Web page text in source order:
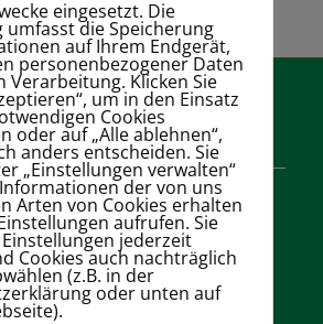
größten Tennisvereine
aktiven Mannschaften in
für Damen, Herren und
eingesetzt. Die
umfasst die Speicherung
auf Ihrem Endgerät,
personenbezogener Daten
Verarbeitung. Klicken Sie
um in den Einsatz
Cookies
oder auf „Alle ablehnen“,
anders entscheiden. Sie
„Einstellungen verwalten“
der von uns
Arten von Cookies erhalten
aufrufen. Sie
jederzeit
Cookies auch nachträglich
(z.B. in der
oder unten auf